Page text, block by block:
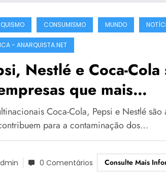
CONSUMISMO MUNDO
- ANARQUISTA.NET
Nestlé e Coca-Cola
que mais
os oceanos
Coca-Cola, Pepsi e Nestlé são
para a contaminação dos…
0 Comentários Consulte Mais